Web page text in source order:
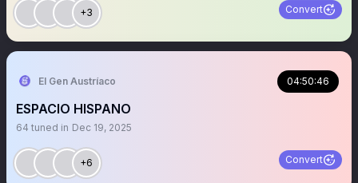
+3 Convert
El Gen Austríaco 04:50:46
ESPACIO HISPANO
64 tuned in Dec 19, 2025
+6 Convert